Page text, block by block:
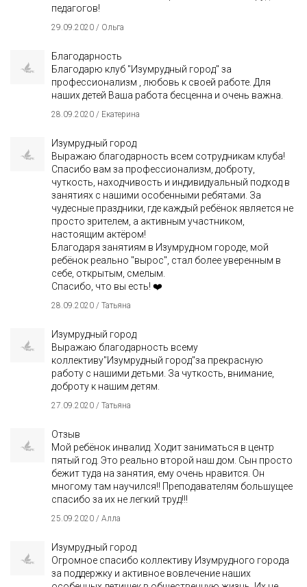
педагогов!
29.09.2020 / Ольга
Благодарность
Благодарю клуб "Изумрудный город" за
профессионализм , любовь к своей работе. Для
наших детей Ваша работа бесценна и очень важна.
28.09.2020 / Екатерина
Изумрудный город
Выражаю благодарность всем сотрудникам клуба!
Спасибо вам за профессионализм, доброту,
чуткость, находчивость и индивидуальный подход в
занятиях с нашими особенными ребятами. За
чудесные праздники, где каждый ребёнок является не
просто зрителем, а активным участником,
настоящим актёром!
Благодаря занятиям в Изумрудном городе, мой
ребёнок реально "вырос", стал более уверенным в
себе, открытым, смелым.
Спасибо, что вы есть! ❤️
28.09.2020 / Татьяна
Изумрудный город
Выражаю благодарность всему
коллективу"Изумрудный город"за прекрасную
работу с нашими детьми. За чуткость, внимание,
доброту к нашим детям.
27.09.2020 / Татьяна
Отзыв
Мой ребёнок инвалид. Ходит заниматься в центр
пятый год. Это реально второй наш дом. Сын просто
бежит туда на занятия, ему очень нравится. Он
многому там научился!! Преподавателям большущее
спасибо за их не легкий труд!!!
25.09.2020 / Алла
Изумрудный город
Огромное спасибо коллективу Изумрудного города
за поддержку и активное вовлечение наших